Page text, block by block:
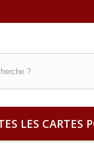
LES CARTES